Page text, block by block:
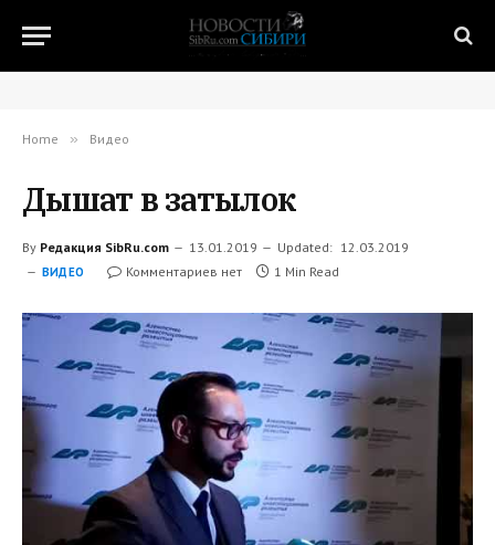
Home » Видео
Дышат в затылок
By Редакция SibRu.com 13.01.2019 Updated: 12.03.2019
ВИДЕО Комментариев нет 1 Min Read